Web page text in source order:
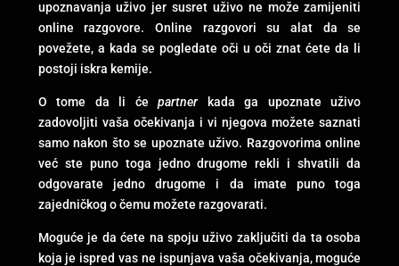
upoznavanja uživo jer susret uživo ne može zamijeniti
online razgovore. Online razgovori su alat da se
povežete, a kada se pogledate oči u oči znat ćete da li
postoji iskra kemije.
O tome da li ćepartner kada ga upoznate uživo
zadovoljiti vaša očekivanja i vi njegova možete saznati
samo nakon što se upoznate uživo. Razgovorima online
već ste puno toga jedno drugome rekli i shvatili da
odgovarate jedno drugome i da imate puno toga
zajedničkog o čemu možete razgovarati.
Moguće je da ćete na spoju uživo zaključiti da ta osoba
koja je ispred vas ne ispunjava vaša očekivanja, moguće